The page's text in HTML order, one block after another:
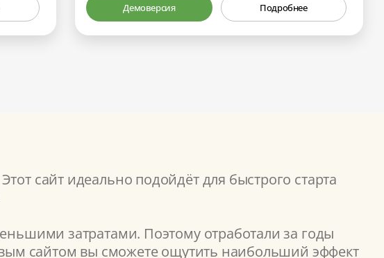
Демоверсия Подробнее
сайт идеально подойдёт для быстрого старта
затратами. Поэтому отработали за годы
сайтом вы сможете ощутить наибольший эффект